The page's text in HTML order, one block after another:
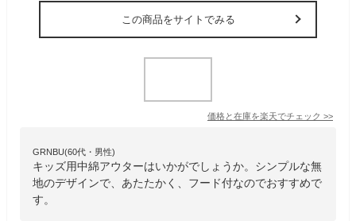
この商品をサイトでみる
価格と在庫を楽天でチェック >>
GRNBU(60代・男性)
キッズ用中綿アウターはいかがでしょうか。シンプルな無
地のデザインで、あたたかく、フード付なのでおすすめで
す。